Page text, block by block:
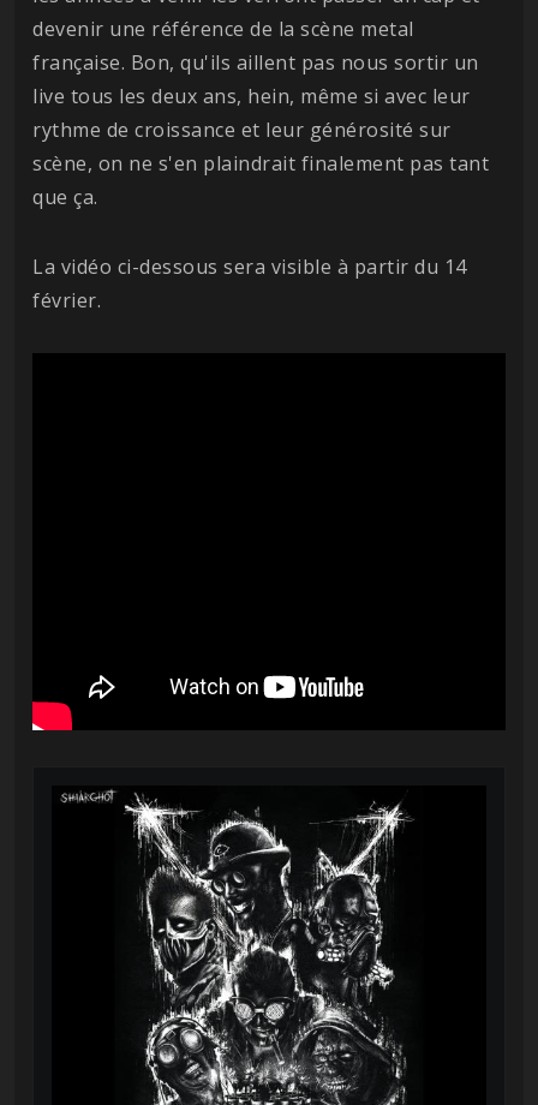
devenir une référence de la scène metal
française. Bon, qu'ils aillent pas nous sortir un
live tous les deux ans, hein, même si avec leur
rythme de croissance et leur générosité sur
scène, on ne s'en plaindrait finalement pas tant
que ça.
La vidéo ci-dessous sera visible à partir du 14
février.